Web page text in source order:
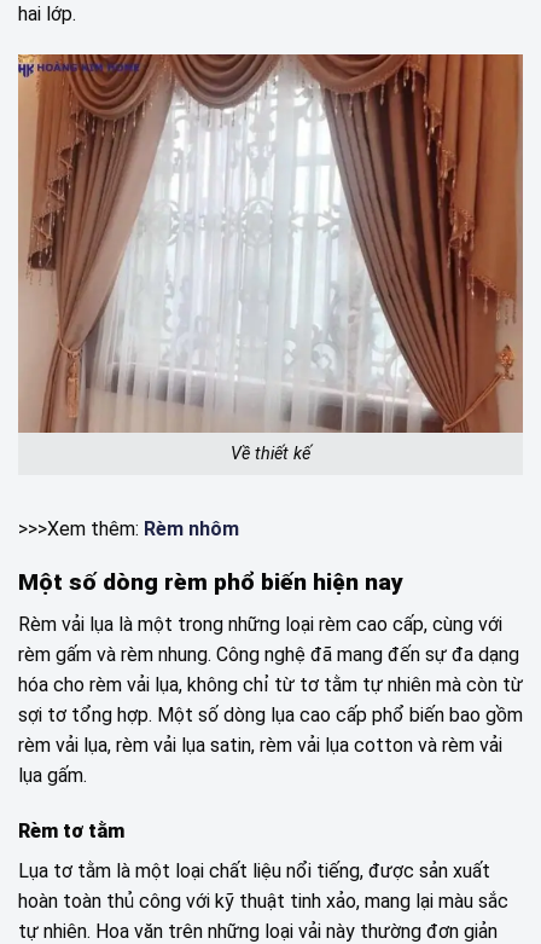
hai lớp.
Về thiết kế
>>>Xem thêm: Rèm nhôm
Một số dòng rèm phổ biến hiện nay
Rèm vải lụa là một trong những loại rèm cao cấp, cùng với
rèm gấm và rèm nhung. Công nghệ đã mang đến sự đa dạng
hóa cho rèm vải lụa, không chỉ từ tơ tằm tự nhiên mà còn từ
sợi tơ tổng hợp. Một số dòng lụa cao cấp phổ biến bao gồm
rèm vải lụa, rèm vải lụa satin, rèm vải lụa cotton và rèm vải
lụa gấm.
Rèm tơ tằm
Lụa tơ tằm là một loại chất liệu nổi tiếng, được sản xuất
hoàn toàn thủ công với kỹ thuật tinh xảo, mang lại màu sắc
tự nhiên. Hoa văn trên những loại vải này thường đơn giản